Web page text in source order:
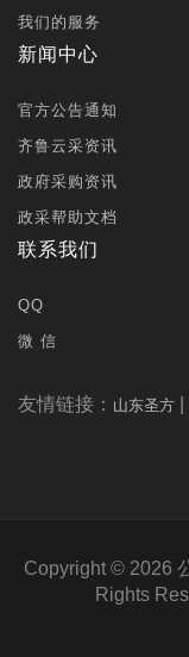
我们的服务
新闻中心
官方公告通知
齐鲁云采资讯
政府采购资讯
政采帮助文档
联系我们
QQ
微 信
友情链接： 山东圣方
Copyright © 2026
Rights